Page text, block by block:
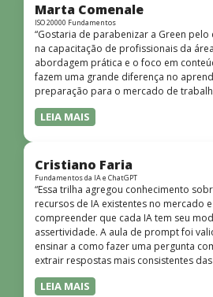
Marta Comenale
ISO 20000 Fundamentos
“Gostaria de parabenizar a Green
na capacitação de profissionais da
abordagem prática e o foco em
fazem uma grande diferença no
preparação para o mercado de
LEIA MAIS
Cristiano Faria
Fundamentos da IA e ChatGPT
“Essa trilha agregou conhecimento
recursos de IA existentes no mercado
compreender que cada IA tem seu
assertividade. A aula de prompt foi
ensinar a como fazer uma pergunta
extrair respostas mais consistentes
disponíveis. O instrutor também é
dominar o conteúdo, possui uma
LEIA MAIS